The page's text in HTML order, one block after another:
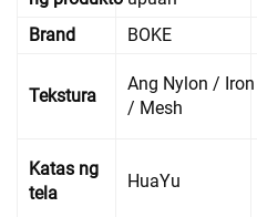
Brand BOKE
Tekstura
Ang Nylon / Iron
/ Mesh
Katas ng
tela
HuaYu